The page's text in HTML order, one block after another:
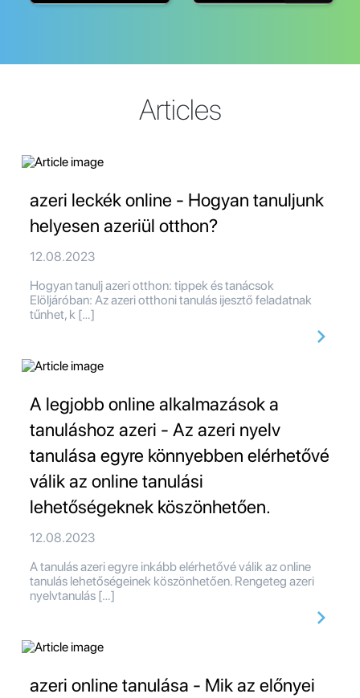
Articles
azeri leckék online - Hogyan tanuljunk
helyesen azeriül otthon?
12.08.2023
Hogyan tanulj azeri otthon: tippek és tanácsok
Elöljáróban: Az azeri otthoni tanulás ijesztő feladatnak
tűnhet, k […]
A legjobb online alkalmazások a
tanuláshoz azeri - Az azeri nyelv
tanulása egyre könnyebben elérhetővé
válik az online tanulási
lehetőségeknek köszönhetően.
12.08.2023
A tanulás azeri egyre inkább elérhetővé válik az online
tanulás lehetőségeinek köszönhetően. Rengeteg azeri
nyelvtanulás […]
azeri online tanulása - Mik az előnyei